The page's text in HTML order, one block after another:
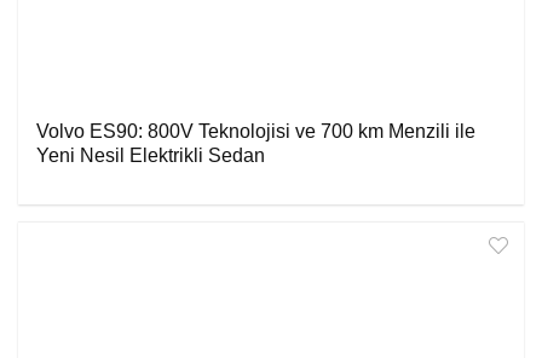
Volvo ES90: 800V Teknolojisi ve 700 km Menzili ile
Yeni Nesil Elektrikli Sedan